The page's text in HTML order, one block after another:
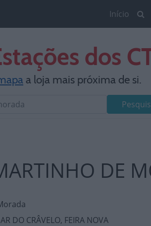
Início
dos
a loja mais próxima de si.
DE
DO CRÂVELO, FEIRA NOVA